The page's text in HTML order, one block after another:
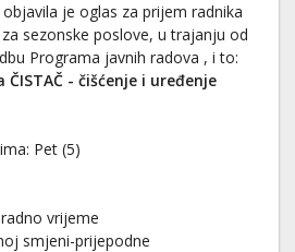
je oglas za prijem radnika
sezonske poslove, u trajanju od
Programa javnih radova , i to:
- čišćenje i uređenje
Pet (5)
vrijeme
smjeni-prijepodne